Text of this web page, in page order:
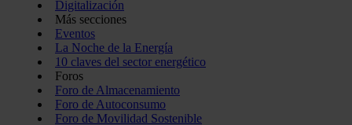
Digitalización
Más secciones
Eventos
La Noche de la Energía
10 claves del sector energético
Foros
Foro de Almacenamiento
Foro de Autoconsumo
Foro de Movilidad Sostenible